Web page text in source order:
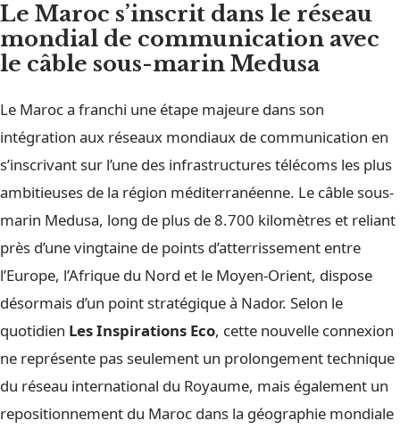
Le Maroc s’inscrit dans le réseau
mondial de communication avec
le câble sous-marin Medusa
Le Maroc a franchi une étape majeure dans son
intégration aux réseaux mondiaux de communication en
s’inscrivant sur l’une des infrastructures télécoms les plus
ambitieuses de la région méditerranéenne. Le câble sous-
marin Medusa, long de plus de 8.700 kilomètres et reliant
près d’une vingtaine de points d’atterrissement entre
l’Europe, l’Afrique du Nord et le Moyen-Orient, dispose
désormais d’un point stratégique à Nador. Selon le
quotidien Les Inspirations Eco, cette nouvelle connexion
ne représente pas seulement un prolongement technique
du réseau international du Royaume, mais également un
repositionnement du Maroc dans la géographie mondiale